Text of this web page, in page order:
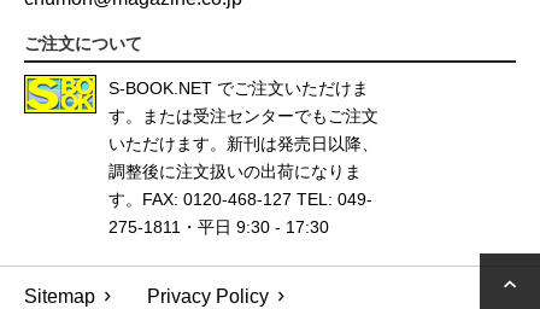
ご注文について
S-BOOK.NET でご注文いただけま
す。または受注センターでもご注文
いただけます。新刊は発売日以降、
調整後に注文扱いの出荷になりま
す。FAX: 0120-468-127 TEL: 049-
275-1811・平日 9:30 - 17:30
Sitemap Privacy Policy